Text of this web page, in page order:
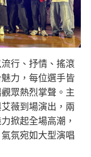
行、抒情、搖滾
力，每位選手皆
眾熱烈掌聲。主
艾薇到場演出，兩
掀起全場高潮，
氛宛如大型演唱